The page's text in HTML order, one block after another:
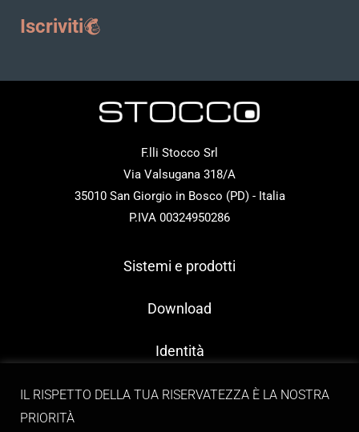
Iscriviti
F.lli Stocco Srl
Via Valsugana 318/A
35010 San Giorgio in Bosco (PD) - Italia
P.IVA 00324950286
Sistemi e prodotti
Download
Identità
Contatti
IL RISPETTO DELLA TUA RISERVATEZZA È LA NOSTRA
PRIORITÀ